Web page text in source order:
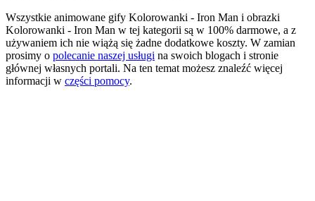
Wszystkie animowane gify Kolorowanki - Iron Man i obrazki
Kolorowanki - Iron Man w tej kategorii są w 100% darmowe, a z
używaniem ich nie wiążą się żadne dodatkowe koszty. W zamian
prosimy o polecanie naszej usługi na swoich blogach i stronie
głównej własnych portali. Na ten temat możesz znaleźć więcej
informacji w części pomocy.